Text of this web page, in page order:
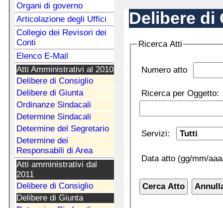
Delibere di
Ricerca Atti
Numero atto
Ricerca per Oggetto:
Servizi:
Data atto (gg/mm/
Organi di governo
Articolazione degli Uffici
Collegio dei Revisori dei
Conti
Elenco E-Mail
Atti Amministrativi al 2010
Delibere di Consiglio
Delibere di Giunta
Ordinanze Sindacali
Determine Sindacali
Determine del Segretario
Determine dei
Responsabili di Area
Atti amministrativi dal
2011
Delibere di Consiglio
Delibere di Giunta